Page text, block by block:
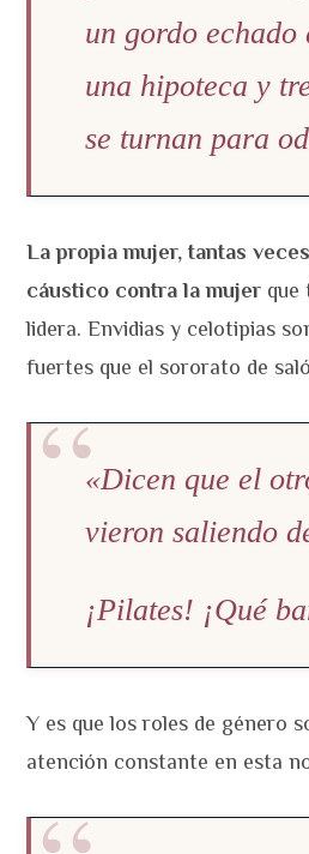
un gordo echado
una hipoteca y
se turnan para
La propia mujer, tantas
cáustico contra la mujer que
lidera. Envidias y celotipias
fuertes que el sororato de
«Dicen que el
vieron saliendo
¡Pilates! ¡Qué
Y es que los roles de género
atención constante en esta